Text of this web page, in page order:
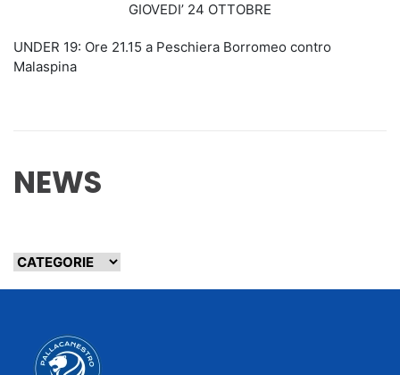
GIOVEDI’ 24 OTTOBRE
UNDER 19: Ore 21.15 a Peschiera Borromeo contro
Malaspina
NEWS